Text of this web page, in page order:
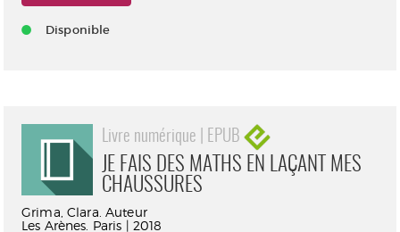
Disponible
Livre numérique | EPUB
JE FAIS DES MATHS EN LAÇANT MES
CHAUSSURES
Grima, Clara. Auteur
Les Arènes. Paris | 2018